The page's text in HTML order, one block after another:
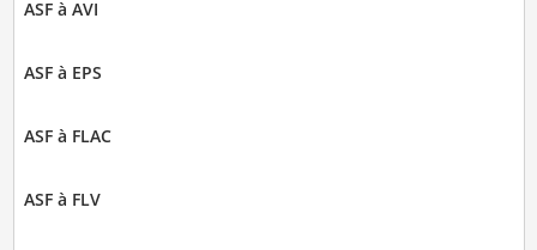
ASF à AVI
ASF à EPS
ASF à FLAC
ASF à FLV